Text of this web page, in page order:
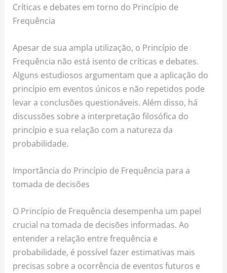
Críticas e debates em torno do Princípio de
Frequência
Apesar de sua ampla utilização, o Princípio de
Frequência não está isento de críticas e debates.
Alguns estudiosos argumentam que a aplicação do
princípio em eventos únicos e não repetidos pode
levar a conclusões questionáveis. Além disso, há
discussões sobre a interpretação filosófica do
princípio e sua relação com a natureza da
probabilidade.
Importância do Princípio de Frequência para a
tomada de decisões
O Princípio de Frequência desempenha um papel
crucial na tomada de decisões informadas. Ao
entender a relação entre frequência e
probabilidade, é possível fazer estimativas mais
precisas sobre a ocorrência de eventos futuros e